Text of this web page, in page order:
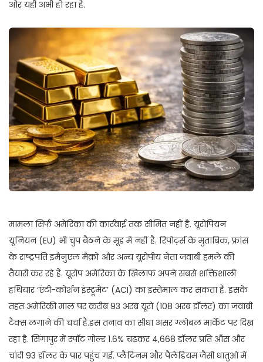
और यही अभी हो रहा है.
मामला सिर्फ अमेरिका की कार्रवाई तक सीमित नहीं है. यूरोपियन
यूनियन (EU) भी चुप बैठने के मूड में नहीं है. रिपोर्ट्स के मुताबिक, फ्रांस
के राष्ट्रपति इमैनुएल मैक्रों और अन्य यूरोपीय नेता जवाबी हमले की
तैयारी कर रहे हैं. यूरोप अमेरिका के खिलाफ अपने सबसे शक्तिशाली
हथियार ‘एंटी-कोर्शन इंस्ट्रूमेंट’ (ACI) का इस्तेमाल कर सकता है. इसके
तहत अमेरिकी माल पर करीब 93 अरब यूरो (108 अरब डॉलर) का जवाबी
टैक्स लगाने की चर्चा है.इस तनाव का सीधा असर ग्लोबल मार्केट पर दिख
रहा है. सिंगापुर में स्पॉट गोल्ड 1.6% चढ़कर 4,668 डॉलर प्रति औंस और
चांदी 93 डॉलर के पार पहुंच गई. प्लैटिनम और पैलेडियम जैसी धातुओं में